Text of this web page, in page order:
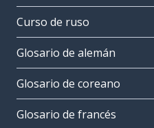
Curso de ruso
Glosario de alemán
Glosario de coreano
Glosario de francés